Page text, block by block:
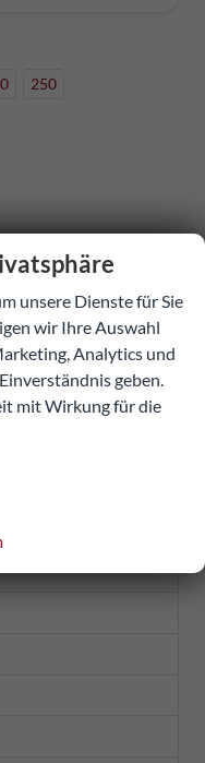
250
12
(
unsere Dienste für Sie
wir Ihre Auswahl
Analytics und
geben.
mit Wirkung für die